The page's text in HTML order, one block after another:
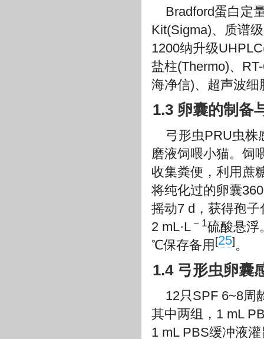
Bradford蛋白定
Kit(Sigma)、质谱
1200纳升级
盐柱(Thermo)、
海净信)、超声波
1.3 卵囊的制备
弓形虫PRU虫株
磨液饲喂小猫。饲
收集粪便，利用蔗
将纯化过的卵囊
摇动7 d，获得孢子
2 mL·L －1硫酸悬浮
℃保存备用 [25]。
1.4 弓形虫卵囊
12只SPF 6~8周
其中两组，1 mL
1 mL PBS缓冲液